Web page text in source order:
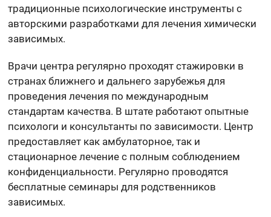
традиционные психологические инструменты с
авторскими разработками для лечения химически
зависимых.
Врачи центра регулярно проходят стажировки в
странах ближнего и дальнего зарубежья для
проведения лечения по международным
стандартам качества. В штате работают опытные
психологи и консультанты по зависимости. Центр
предоставляет как амбулаторное, так и
стационарное лечение с полным соблюдением
конфиденциальности. Регулярно проводятся
бесплатные семинары для родственников
зависимых.